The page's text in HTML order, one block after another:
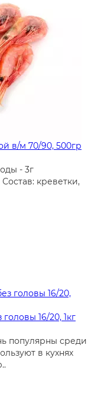
в/м 70/90, 500гр
- 3г
Состав: креветки,
16/20, 1кг
популярны среди
в кухнях